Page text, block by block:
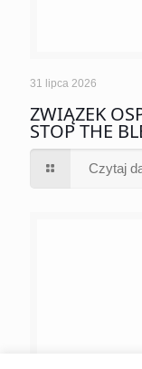
31 lipca 2026
ZWIĄZEK
STOP THE
Czytaj